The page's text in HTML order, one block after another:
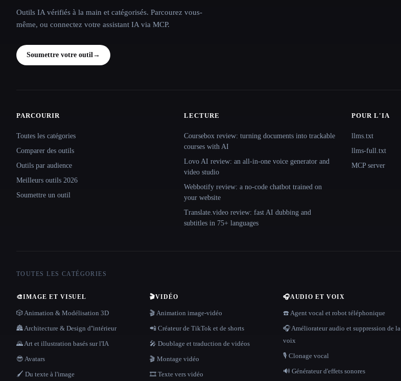
Outils IA vérifiés à la main et catégorisés. Parcourez vous-
même, ou connectez votre assistant IA via MCP.
Soumettre votre outil→
Site navigation
PARCOURIR
Toutes les catégories
Comparer des outils
Outils par audience
Meilleurs outils 2026
Soumettre un outil
LECTURE
Coursebox review: turning documents into trackable
courses with AI
Lovo AI review: an all-in-one voice generator and
video studio
Webbotify review: a no-code chatbot trained on
your website
Translate.video review: fast AI dubbing and
subtitles in 75+ languages
POUR L'IA
llms.txt
llms-full.txt
MCP server
TOUTES LES CATÉGORIES
🎨IMAGE ET VISUEL
🎲 Animation & Modélisation 3D
🏯 Architecture & Design d''intérieur
🌄 Art et illustration basés sur l'IA
😎 Avatars
🖌️ Du texte à l'image
🎬VIDÉO
🎬 Animation image-vidéo
📲 Créateur de TikTok et de shorts
🎤 Doublage et traduction de vidéos
🎬 Montage vidéo
🎞️ Texte vers vidéo
🎧AUDIO ET VOIX
☎️ Agent vocal et robot téléphonique
🎧 Améliorateur audio et suppression de la
voix
🎙️ Clonage vocal
🔊 Générateur d'effets sonores